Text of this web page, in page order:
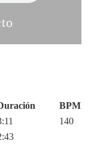
BPM
140